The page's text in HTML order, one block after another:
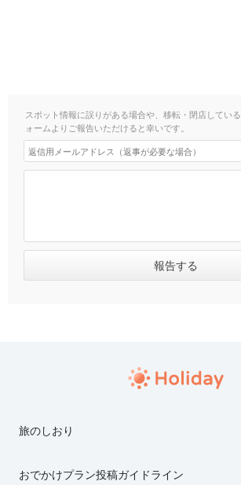
スポット情報に誤りがある場合や、移転・閉店してい
ォームよりご報告いただけると幸いです。
旅のしおり
おでかけプラン投稿ガイドライン